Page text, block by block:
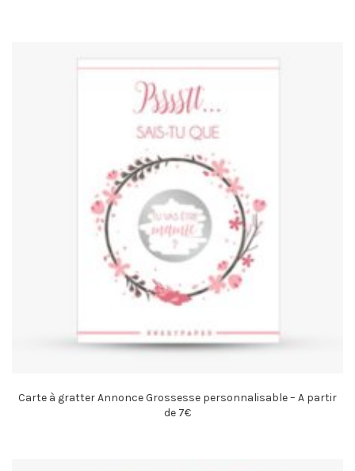
Carte à gratter Annonce Grossesse personnalisable – A partir
de 7€